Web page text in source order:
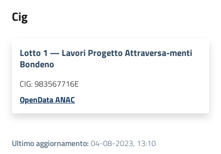
Cig
Lotto 1 — Lavori Progetto Attraversa-menti
Bondeno
CIG:983567716E
OpenData ANAC
Ultimo aggiornamento: 04-08-2023, 13:10